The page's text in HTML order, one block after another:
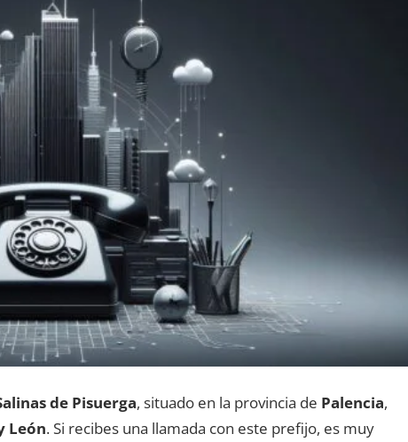
dе Pisuerga, situado en la provincia dе Palencia,
León. Si recibes una llamada сοn еstе prefijo, es muy